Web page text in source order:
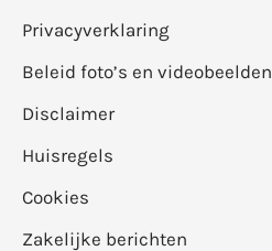
Privacyverklaring
Beleid foto’s en videobeelden
Disclaimer
Huisregels
Cookies
Zakelijke berichten